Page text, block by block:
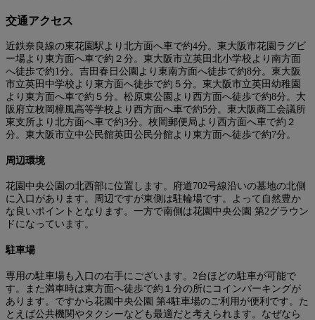
交通アクセス
近鉄奈良線の東花園駅より北方面へ車で約4分。東大阪市花園ラグビ
ー場より東方面へ車で約２分。東大阪市立英田北小学校より南方面
へ徒歩で約1分。吉田春日公園より東南方面へ徒歩で約8分。東大阪
市立英田中学校より東方面へ徒歩で約５分。東大阪市立英田幼稚園
より東方面へ車で約５分。松原東公園より西方面へ徒歩で約8分。大
阪府立枚岡樟風高等学校より西方面へ車で約5分。東大阪商工会議所
東支所より北方面へ車で約3分。枚岡郵便局より西方面へ車で約２
分。東大阪市立中公民館英田公民分館より東方面へ徒歩で約7分。
周辺環境
花園中央公園の北西部に位置します。府道702号線沿いの墓地の北側
に入口があります。周辺ですが東側は駐輪場です。よって自然豊か
な良いポイントとなります。一方で南側は花園中央公園 第2グラウン
ドになっています。
駐車場
専用の駐車場も入口の右手にございます。2台ほどの駐車が可能で
す。また満車時は東方面へ徒歩で約１分の所にコインパーキングが
あります。ですから花園中央公園 第4駐車場のご利用が便利です。た
とえば公共機関やタクシーなども最適だと考えられます。なぜなら